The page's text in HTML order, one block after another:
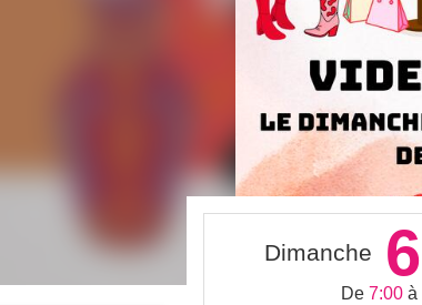
Dimanche 6
De 7:00 à